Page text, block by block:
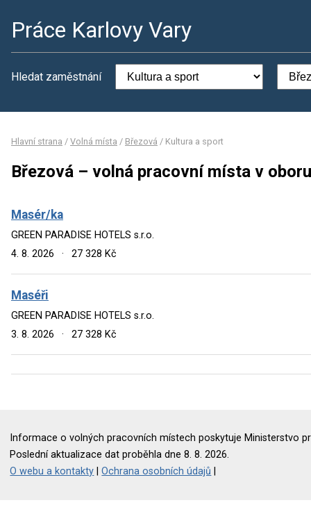
Práce Karlovy Vary
Hledat zaměstnání
Hlavní strana / Volná místa / Březová / Kultura a sport
Březová – volná pracovní místa v
Masér/ka
GREEN PARADISE HOTELS s.r.o.
4. 8. 2026
· 27 328 Kč
Maséři
GREEN PARADISE HOTELS s.r.o.
3. 8. 2026
· 27 328 Kč
Informace o volných pracovních místech poskytuje Ministerstvo
Poslední aktualizace dat proběhla dne 8. 8. 2026.
O webu a kontakty |Ochrana osobních údajů